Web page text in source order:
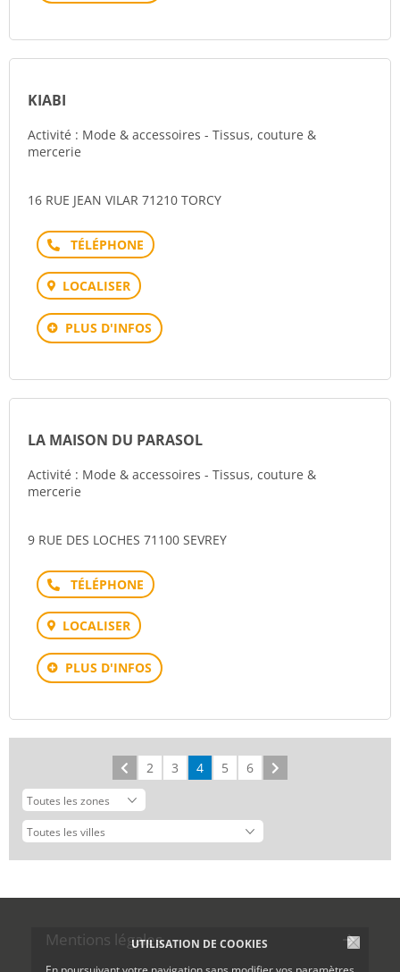
UTILISATION DE COOKIES
KIABI
Activité : Mode & accessoires - Tissus, couture &
mercerie
16 RUE JEAN VILAR 71210 TORCY
Téléphone
LOCALISER
PLUS D'INFOS
LA MAISON DU PARASOL
Activité : Mode & accessoires - Tissus, couture &
mercerie
9 RUE DES LOCHES 71100 SEVREY
Téléphone
LOCALISER
PLUS D'INFOS
Précédent
2 3 4 5 6
Mentions légales